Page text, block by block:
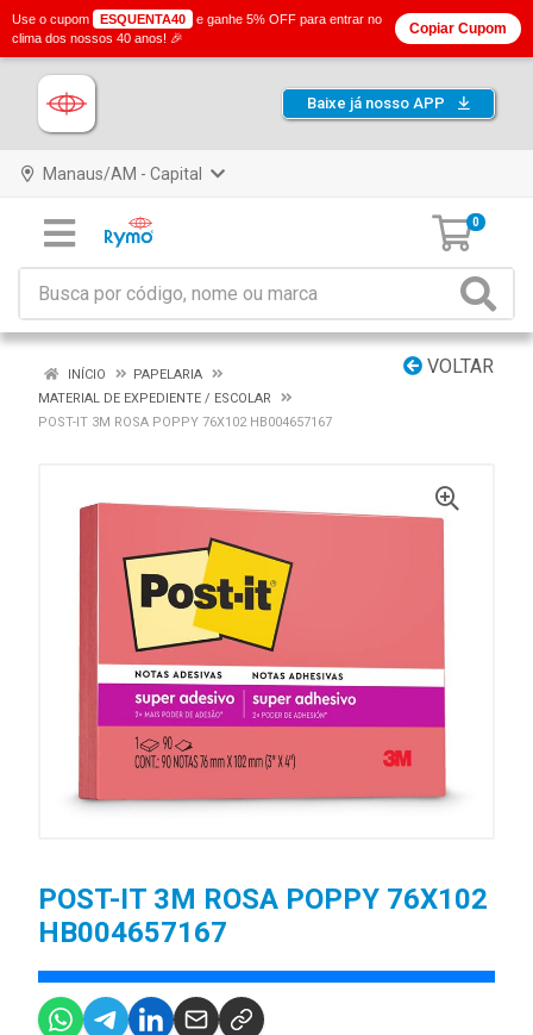
Baixe já nosso APP
Manaus/AM - Capital
0
VOLTAR
INÍCIO
PAPELARIA
MATERIAL DE EXPEDIENTE / ESCOLAR
POST-IT 3M ROSA POPPY 76X102 HB004657167
POST-IT 3M ROSA POPPY 76X102
HB004657167
Use o cupom ESQUENTA40
e ganhe 5% OFF para entrar no
clima dos nossos 40 anos! 🎉
Copiar Cupom